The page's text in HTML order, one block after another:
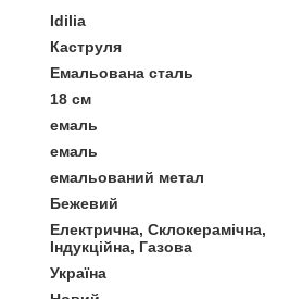
Idilia
Каструля
Емальована сталь
18 см
емаль
емаль
емальований метал
Бежевий
Електрична, Склокерамічна,
Індукційна, Газова
Україна